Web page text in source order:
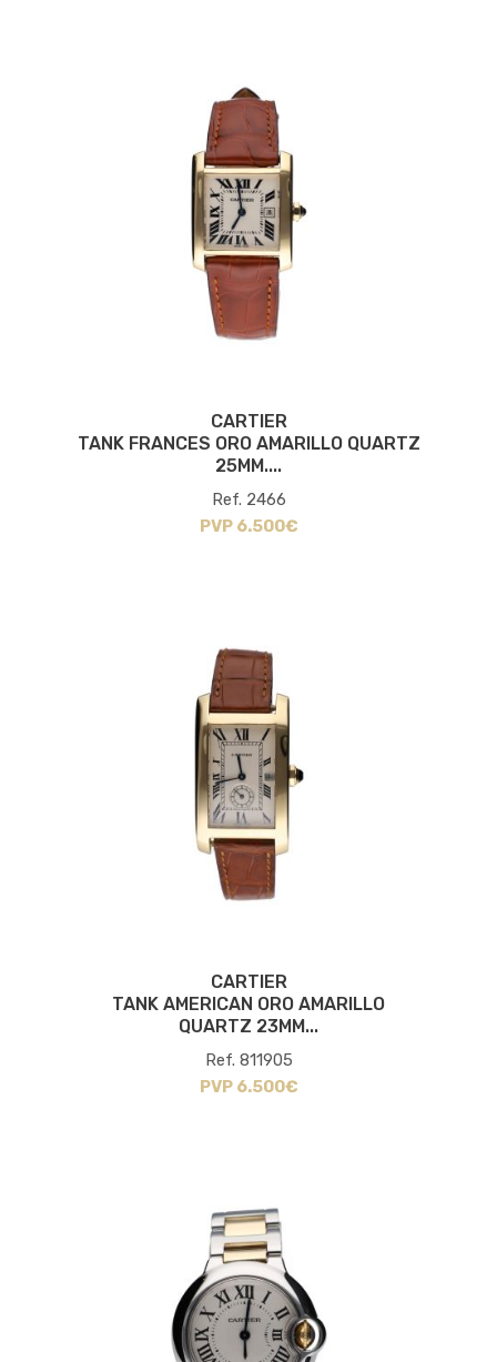
CARTIER
TANK FRANCES ORO AMARILLO QUARTZ
25MM....
Ref. 2466
PVP 6.500€
CARTIER
TANK AMERICAN ORO AMARILLO
QUARTZ 23MM...
Ref. 811905
PVP 6.500€